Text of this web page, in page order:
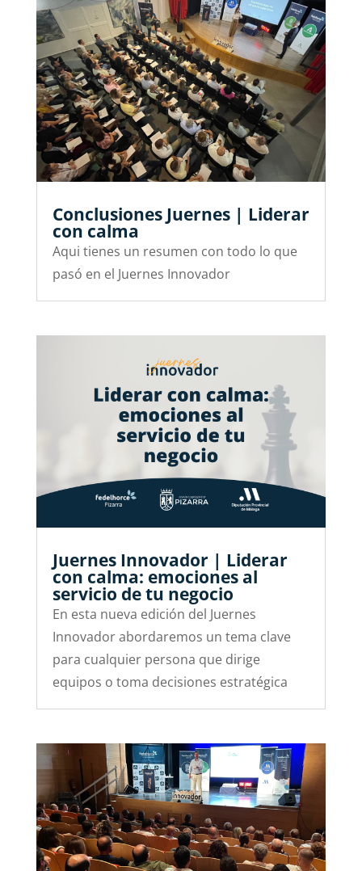
Conclusiones Juernes | Liderar
con calma
Aqui tienes un resumen con todo lo que
pasó en el Juernes Innovador
Juernes Innovador | Liderar
con calma: emociones al
servicio de tu negocio
En esta nueva edición del Juernes
Innovador abordaremos un tema clave
para cualquier persona que dirige
equipos o toma decisiones estratégica